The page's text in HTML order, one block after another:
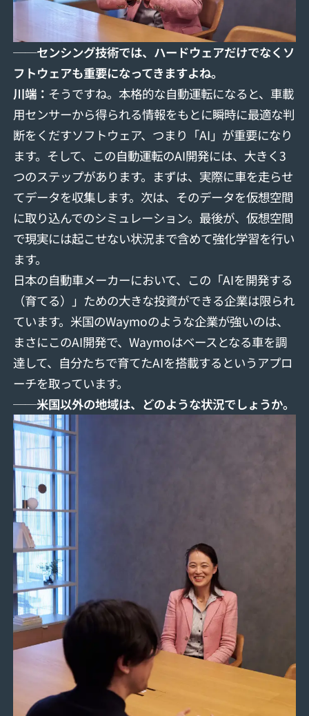
──センシング技術では、ハードウェアだけでなくソ
フトウェアも重要になってきますよね。
川端： そうですね。本格的な自動運転になると、車載
用センサーから得られる情報をもとに瞬時に最適な判
断をくだすソフトウェア、つまり「AI」が重要になり
ます。そして、この自動運転のAI開発には、大きく3
つのステップがあります。まずは、実際に車を走らせ
てデータを収集します。次は、そのデータを仮想空間
に取り込んでのシミュレーション。最後が、仮想空間
で現実には起こせない状況まで含めて強化学習を行い
ます。
日本の自動車メーカーにおいて、この「AIを開発する
（育てる）」ための大きな投資ができる企業は限られ
ています。米国のWaymoのような企業が強いのは、
まさにこのAI開発で、Waymoはベースとなる車を調
達して、自分たちで育てたAIを搭載するというアプロ
ーチを取っています。
──米国以外の地域は、どのような状況でしょうか。